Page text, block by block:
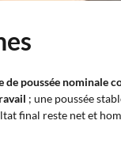
de poussée nominale
; une poussée
final reste net et